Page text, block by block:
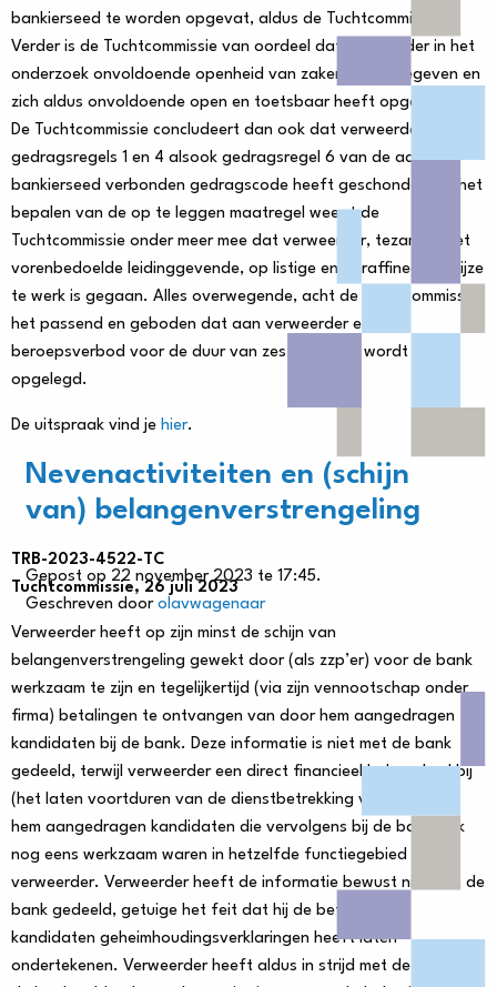
bankierseed te worden opgevat, aldus de Tuchtcommissie.
Verder is de Tuchtcommissie van oordeel dat verweerder in het
onderzoek onvoldoende openheid van zaken heeft gegeven en
zich aldus onvoldoende open en toetsbaar heeft opgesteld.
De Tuchtcommissie concludeert dan ook dat verweerder zowel
gedragsregels 1 en 4 alsook gedragsregel 6 van de aan de
bankierseed verbonden gedragscode heeft geschonden. Bij het
bepalen van de op te leggen maatregel weegt de
Tuchtcommissie onder meer mee dat verweerder, tezamen met
vorenbedoelde leidinggevende, op listige en geraffineerde wijze
te werk is gegaan. Alles overwegende, acht de Tuchtcommissie
het passend en geboden dat aan verweerder een
beroepsverbod voor de duur van zes maanden wordt
opgelegd.
De uitspraak vind je hier.
Nevenactiviteiten en (schijn
van) belangenverstrengeling
Gepost op 22 november 2023 te 17:45.
Geschreven door olavwagenaar
TRB-2023-4522-TC
Tuchtcommissie, 26 juli 2023
Verweerder heeft op zijn minst de schijn van
belangenverstrengeling gewekt door (als zzp’er) voor de bank
werkzaam te zijn en tegelijkertijd (via zijn vennootschap onder
firma) betalingen te ontvangen van door hem aangedragen
kandidaten bij de bank. Deze informatie is niet met de bank
gedeeld, terwijl verweerder een direct financieel belang had bij
(het laten voortduren van de dienstbetrekking van) die door
hem aangedragen kandidaten die vervolgens bij de bank ook
nog eens werkzaam waren in hetzelfde functiegebied als
verweerder. Verweerder heeft de informatie bewust niet met de
bank gedeeld, getuige het feit dat hij de betreffende
kandidaten geheimhoudingsverklaringen heeft laten
ondertekenen. Verweerder heeft aldus in strijd met de binnen